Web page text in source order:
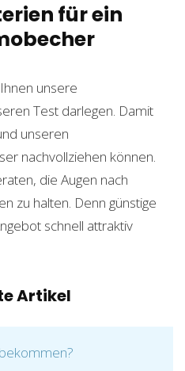
für ein
unsere
Test darlegen. Damit
unseren
nachvollziehen können.
die Augen nach
zu halten. Denn günstige
schnell attraktiv
Artikel